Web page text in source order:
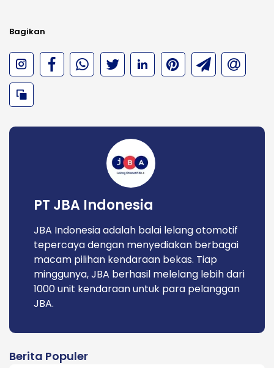
Bagikan
PT JBA Indonesia
JBA Indonesia adalah balai lelang otomotif
tepercaya dengan menyediakan berbagai
macam pilihan kendaraan bekas. Tiap
minggunya, JBA berhasil melelang lebih dari
1000 unit kendaraan untuk para pelanggan
JBA.
Berita Populer